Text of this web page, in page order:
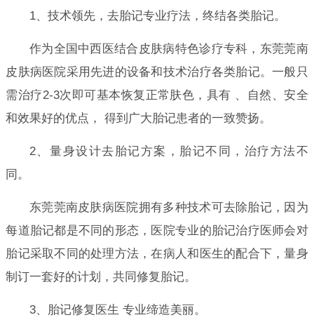
1、技术领先，去胎记专业疗法，终结各类胎记。
作为全国中西医结合皮肤病特色诊疗专科，东莞莞南
皮肤病医院采用先进的设备和技术治疗各类胎记。一般只
需治疗2-3次即可基本恢复正常肤色，具有 、自然、安全
和效果好的优点， 得到广大胎记患者的一致赞扬。
2、量身设计去胎记方案，胎记不同，治疗方法不
同。
东莞莞南皮肤病医院拥有多种技术可去除胎记，因为
每道胎记都是不同的形态，医院专业的胎记治疗医师会对
胎记采取不同的处理方法，在病人和医生的配合下，量身
制订一套好的计划，共同修复胎记。
3、胎记修复医生 专业缔造美丽。